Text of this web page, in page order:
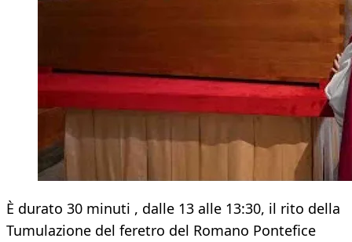
È durato 30 minuti , dalle 13 alle 13:30, il rito della
Tumulazione del feretro del Romano Pontefice